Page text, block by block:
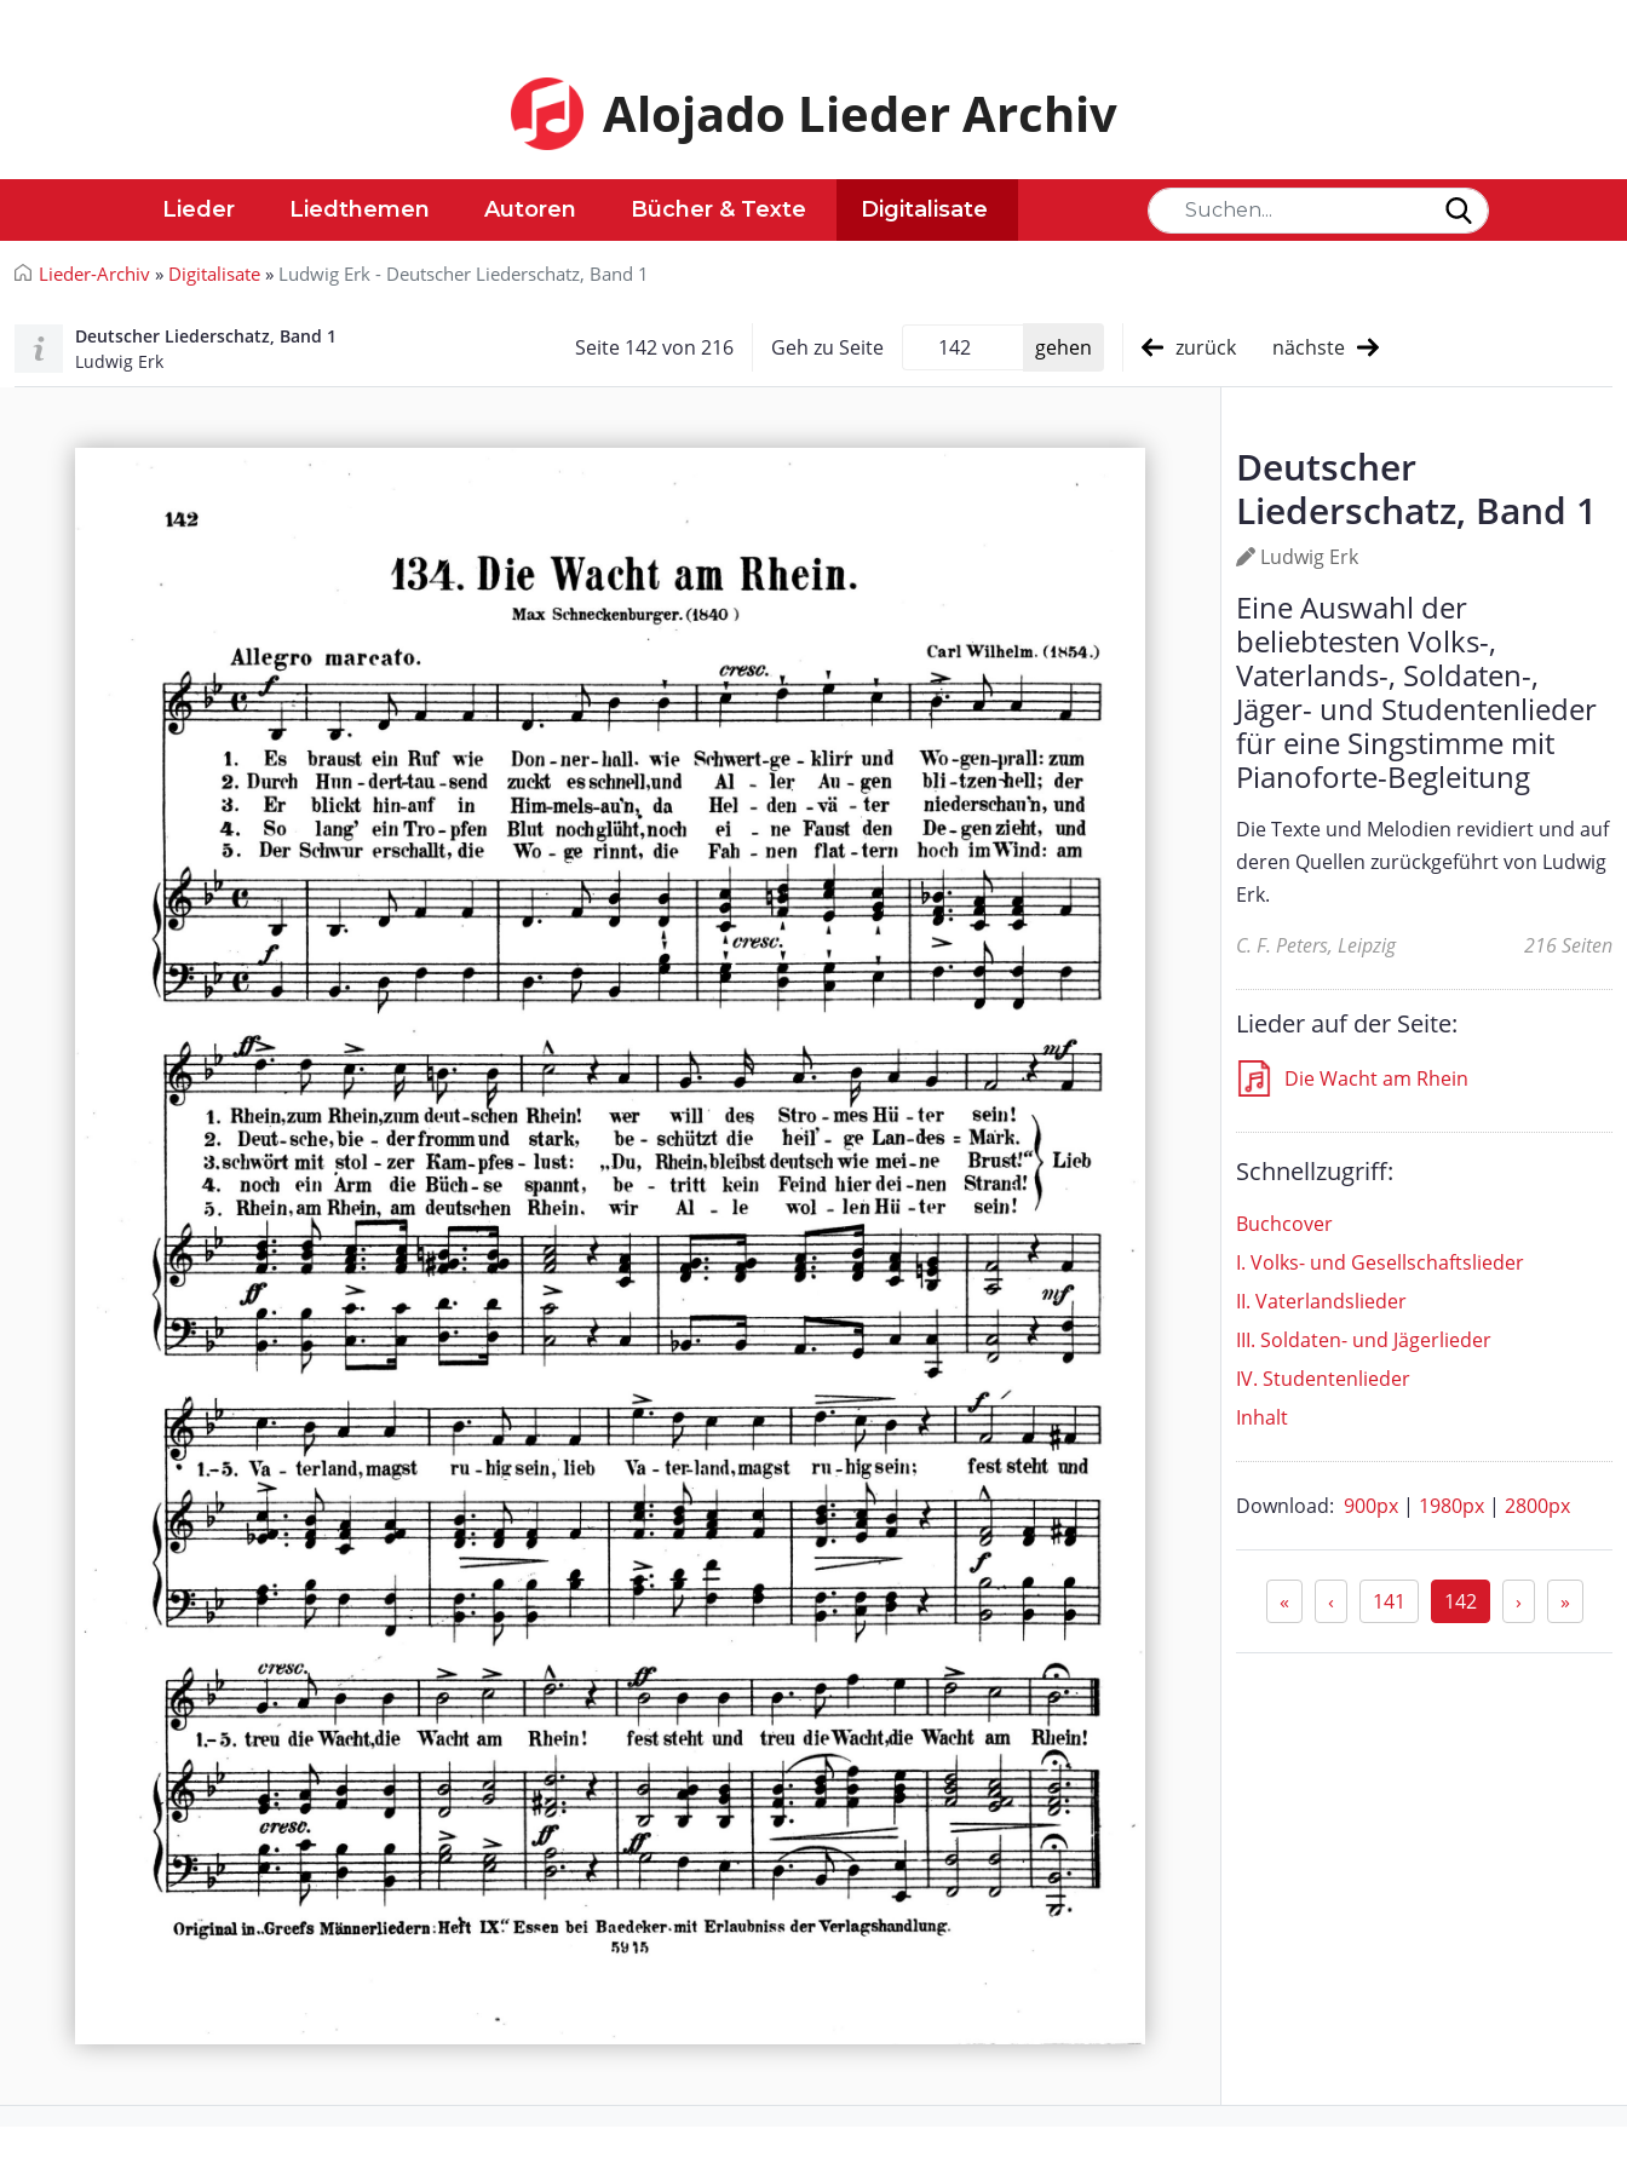
Alojado Lieder Archiv
Lieder Liedthemen Autoren Bücher & Texte Digitalisate
Lieder-Archiv » Digitalisate » Ludwig Erk - Deutscher Liederschatz, Band 1
Deutscher Liederschatz, Band 1
Ludwig Erk
Seite 142von 216 Geh zu Seite zurück nächste
Deutscher
Liederschatz, Band 1
Ludwig Erk
Eine Auswahl der
beliebtesten Volks-,
Vaterlands-, Soldaten-,
Jäger- und Studentenlieder
für eine Singstimme mit
Pianoforte-Begleitung
Die Texte und Melodien revidiert und auf
deren Quellen zurückgeführt von Ludwig
Erk.
C. F. Peters, Leipzig
216 Seiten
Lieder auf der Seite:
Die Wacht am Rhein
Schnellzugriff:
Buchcover
I. Volks- und Gesellschaftslieder
II. Vaterlandslieder
III. Soldaten- und Jägerlieder
IV. Studentenlieder
Inhalt
Download: 900px | 1980px | 2800px
« ‹ 141 142 › »